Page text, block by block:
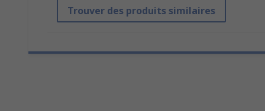
Trouver des produits similaires